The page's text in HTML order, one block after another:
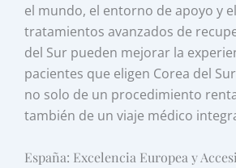
el mundo, el entorno de apoyo y
tratamientos avanzados de
del Sur pueden mejorar la
pacientes que eligen Corea del
no solo de un procedimiento
también de un viaje médico
España: Excelencia Europea y